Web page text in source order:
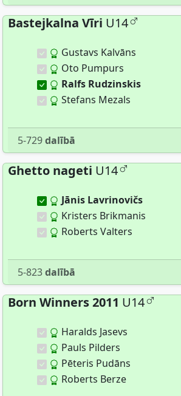
Bastejkalna Vīri U14
Gustavs Kalvāns
Oto Pumpurs
Ralfs Rudzinskis
Stefans Mezals
5-729dalībā
Ghetto nageti U14
Jānis Lavrinovičs
Kristers Brikmanis
Roberts Valters
5-823dalībā
Born Winners 2011 U14
Haralds Jasevs
Pauls Pilders
Pēteris Pudāns
Roberts Berze